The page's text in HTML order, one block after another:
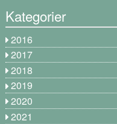
Kategorier
2016
2017
2018
2019
2020
2021